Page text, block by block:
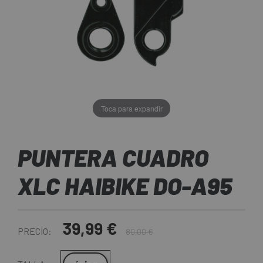
Toca para expandir
PUNTERA CUADRO
XLC HAIBIKE DO-A95
PRECIO: 39,99 € 80,00 €